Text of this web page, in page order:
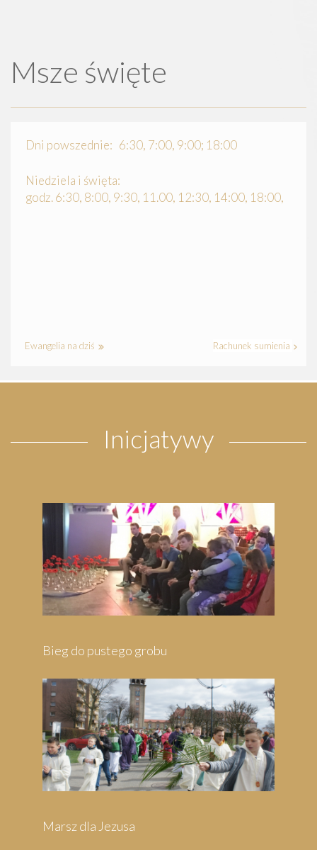
Msze święte
Dni powszednie: 6:30, 7:00, 9:00; 18:00
Niedziela i święta:
godz. 6:30, 8:00, 9:30, 11.00, 12:30, 14:00, 18:00,
Ewangelia na dziś Rachunek sumienia
Inicjatywy
grobu